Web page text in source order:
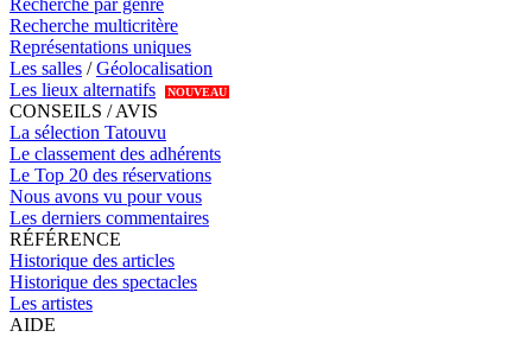
Recherche par genre
Recherche multicritère
Représentations uniques
Les salles /Géolocalisation
Les lieux alternatifs
NOUVEAU
CONSEILS / AVIS
La sélection Tatouvu
Le classement des adhérents
Le Top 20 des réservations
Nous avons vu pour vous
Les derniers commentaires
RÉFÉRENCE
Historique des articles
Historique des spectacles
Les artistes
AIDE